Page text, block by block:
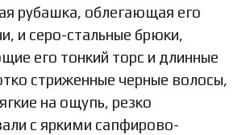
рубашка, облегающая его
и серо-стальные брюки,
его тонкий торс и длинные
стриженные черные волосы,
на ощупь, резко
с яркими сапфирово-